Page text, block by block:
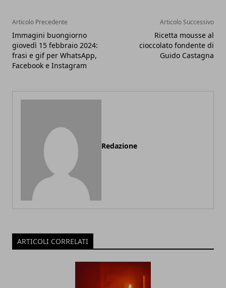
Articolo Precedente
Immagini buongiorno
giovedì 15 febbraio 2024:
frasi e gif per WhatsApp,
Facebook e Instagram
Articolo Successivo
Ricetta mousse al
cioccolato fondente di
Guido Castagna
Redazione
ARTICOLI CORRELATI